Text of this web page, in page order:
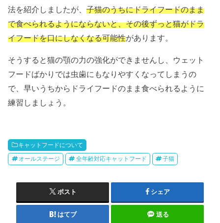
法を紹介しましたが、子猫のうちにドライフードのまま
で食べられるようにならないと、その後ずっと猫がドラ
イフードを口にしなくなる可能性があります。
そうすると猫の顎の力の強化ができませんし、ウェット
フードばかりでは虫歯にもなりやすくなってしまうの
で、早いうちからドライフードのまま食べられるように
練習しましょう。
キャットフードについて
オールステージ 全年齢対応キャットフード 子猫
ポスト シェア
はてブ 送る